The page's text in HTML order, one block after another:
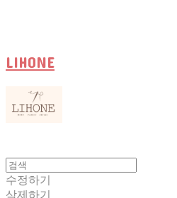
LIHONE
수정하기
삭제하기